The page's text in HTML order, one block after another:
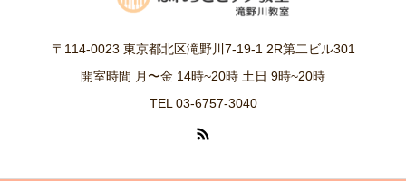
〒114-0023 東京都北区滝野川7-19-1 2R第二ビル301
開室時間 月〜金 14時~20時 土日 9時~20時
TEL 03-6757-3040